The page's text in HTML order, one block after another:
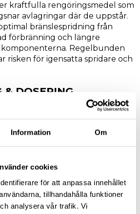
Information Om
cookies
för att anpassa innehållet
tillhandahålla funktioner
analysera vår trafik. Vi
kraftfulla rengöringsmedel som
avlagringar där de uppstår.
bränslespridning från
förbränning och längre
komponenterna. Regelbunden
risken för igensatta spridare och
DOSERING
ml) behandlar upp till 60 liter
börja upplev fördelarna.
rpm).
använd en flaska var 500:e